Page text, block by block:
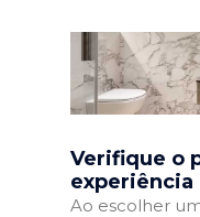
Verifique o
experiência
Ao escolher